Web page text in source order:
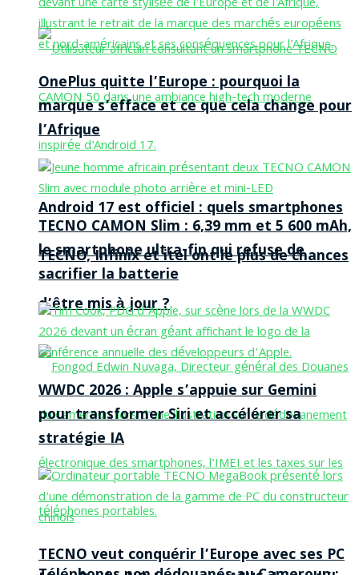
Android 17 est officiel : quels smartphones
TECNO, Infinix et itel ont le plus de chances
d’être mis à jour ?
OnePlus quitte l’Europe : pourquoi la
marque s’efface et ce que cela change pour
l’Afrique
TECNO CAMON Slim : 6,39 mm et 5 600 mAh,
le smartphone ultra-fin qui refuse de
sacrifier la batterie
WWDC 2026 : Apple s’appuie sur Gemini
pour transformer Siri et accélérer sa
stratégie IA
TECNO veut conquérir l’Europe avec ses PC